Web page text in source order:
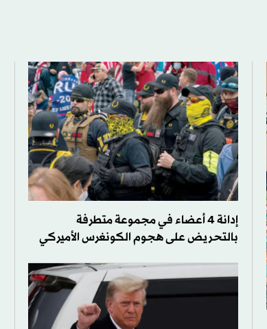
إدانة 4 أعضاء في مجموعة متطرفة
بالتحريض على هجوم الكونغرس الأميركي